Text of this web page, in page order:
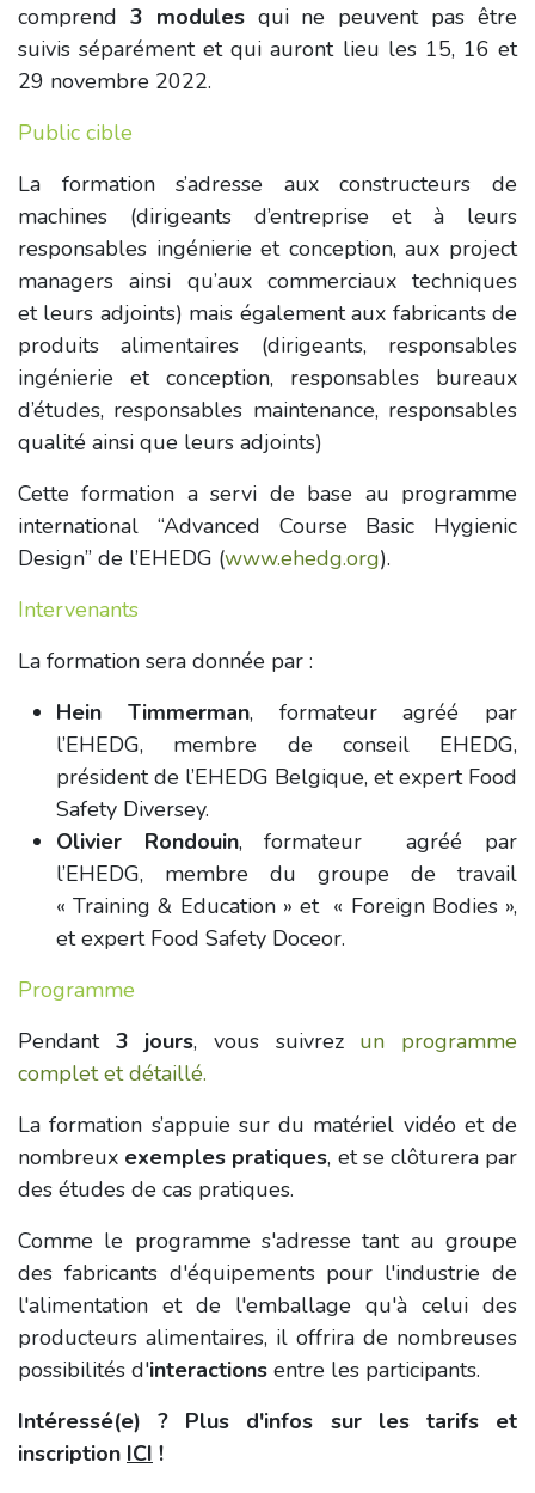
comprend 3 modulesqui ne peuvent pas être
suivis séparément et qui auront lieu les 15, 16 et
29 novembre 2022.
Public cible
La formation s’adresse aux constructeurs de
machines (dirigeants d’entreprise et à leurs
responsables ingénierie et conception, aux project
managers ainsi qu’aux commerciaux techniques
et leurs adjoints) mais également aux fabricants de
produits alimentaires (dirigeants, responsables
ingénierie et conception, responsables bureaux
d’études, responsables maintenance, responsables
qualité ainsi que leurs adjoints)
Cette formation a servi de base au programme
international “Advanced Course Basic Hygienic
Design” de l’EHEDG (www.ehedg.org).
Intervenants
La formation sera donnée par :
Hein Timmerman, formateur agréé par
l’EHEDG, membre de conseil EHEDG,
président de l’EHEDG Belgique, et expert Food
Safety Diversey.
Olivier Rondouin, formateuragréé par
l’EHEDG, membre du groupe de travail
« Training & Education » et « Foreign Bodies »,
et expert Food Safety Doceor.
Programme
Pendant3 jours, vous suivrez un programme
complet et détaillé.
La formation s’appuie sur du matériel vidéo et de
nombreux exemples pratiques, et se clôturera par
des études de cas pratiques.
Comme le programme s'adresse tant au groupe
des fabricants d'équipements pour l'industrie de
l'alimentation et de l'emballage qu'à celui des
producteurs alimentaires, il offrira de nombreuses
possibilités d'interactions entre les participants.
Intéressé(e) ? Plus d'infos sur les tarifs et
inscription ICI !